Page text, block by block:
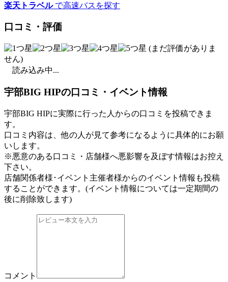
楽天トラベルで高速バスを探す
口コミ・評価
(まだ評価がありま
せん)
読み込み中...
宇部BIG HIPの口コミ・イベント情報
宇部BIG HIPに実際に行った人からの口コミを投稿できま
す。
口コミ内容は、他の人が見て参考になるように具体的にお願
いします。
※悪意のある口コミ・店舗様へ悪影響を及ぼす情報はお控え
下さい。
店舗関係者様･イベント主催者様からのイベント情報も投稿
することができます。 (イベント情報については一定期間の
後に削除致します)
コメント